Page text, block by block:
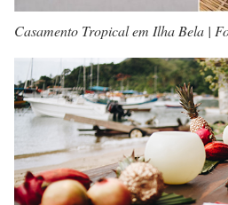
Casamento Tropical em Ilha Bela |